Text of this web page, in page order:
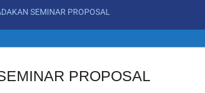
SEMINAR PROPOSAL
PROPOSAL